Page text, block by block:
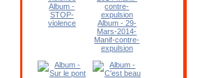
Album -
STOP-
violence
Album - 29-
Mars-2014-
Manif-contre-
expulsion